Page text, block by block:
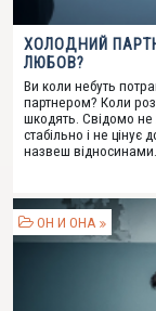
ХОЛОДНИЙ
ЛЮБОВ?
Ви коли небуть
партнером? Коли
шкодять. Свідомо
стабільно і не цінує
назвеш відносинами.
ОН И ОНА